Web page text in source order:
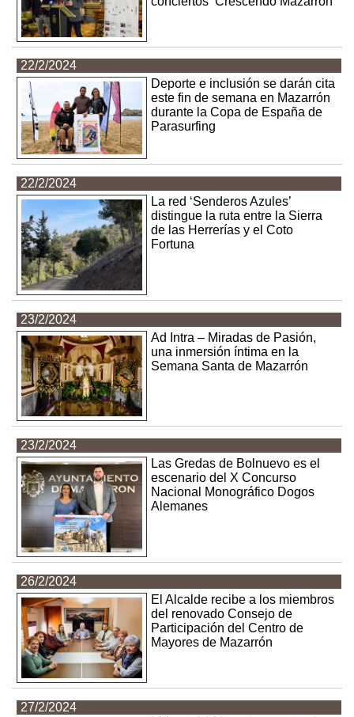
22/2/2024
Deporte e inclusión se darán cita
este fin de semana en Mazarrón
durante la Copa de España de
Parasurfing
22/2/2024
La red ‘Senderos Azules’
distingue la ruta entre la Sierra
de las Herrerías y el Coto
Fortuna
23/2/2024
Ad Intra – Miradas de Pasión,
una inmersión íntima en la
Semana Santa de Mazarrón
23/2/2024
Las Gredas de Bolnuevo es el
escenario del X Concurso
Nacional Monográfico Dogos
Alemanes
26/2/2024
El Alcalde recibe a los miembros
del renovado Consejo de
Participación del Centro de
Mayores de Mazarrón
27/2/2024